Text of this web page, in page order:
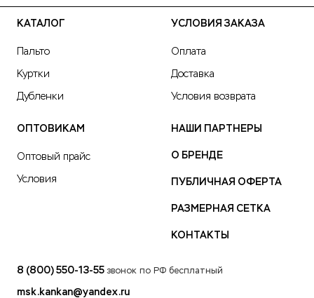
КАТАЛОГ
Пальто
Куртки
Дубленки
УСЛОВИЯ ЗАКАЗА
Оплата
Доставка
Условия возврата
ОПТОВИКАМ
Оптовый прайс
Условия
НАШИ ПАРТНЕРЫ
О БРЕНДЕ
ПУБЛИЧНАЯ ОФЕРТА
РАЗМЕРНАЯ СЕТКА
КОНТАКТЫ
8 (800) 550-13-55 звонок по РФ бесплатный
msk.kankan@yandex.ru